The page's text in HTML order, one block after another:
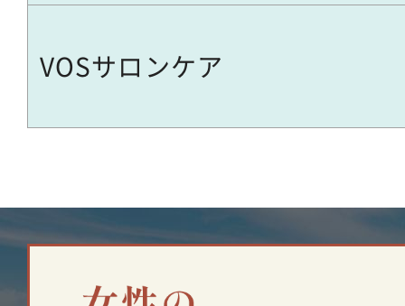
VOSサロンケア